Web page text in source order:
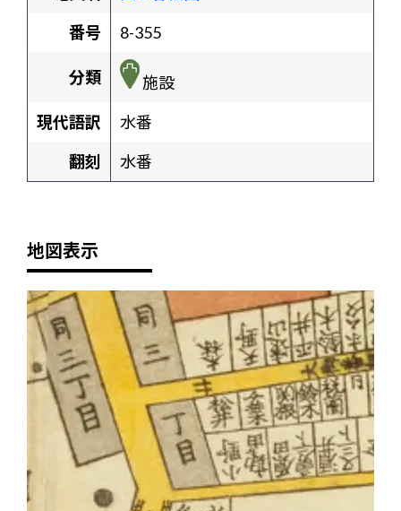
番号
8-355
分類
施設
現代語訳
水番
翻刻
水番
地図表示
+
-